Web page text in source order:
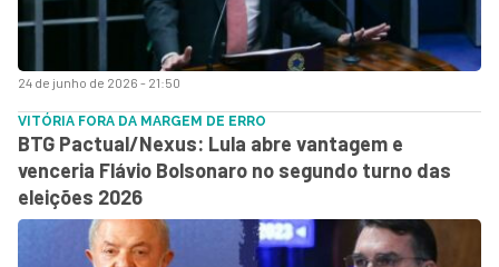
24 de junho de 2026 - 21:50
VITÓRIA FORA DA MARGEM DE ERRO
BTG Pactual/Nexus: Lula abre vantagem e
venceria Flávio Bolsonaro no segundo turno das
eleições 2026